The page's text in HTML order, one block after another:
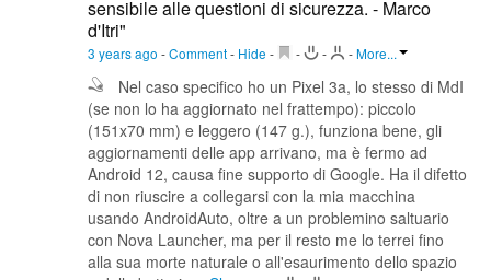
sensibile alle questioni di sicurezza. - Marco
d'Itri"
3 years ago -Comment- Hide - - - -More...
Nel caso specifico ho un Pixel 3a, lo stesso di MdI
(se non lo ha aggiornato nel frattempo): piccolo
(151x70 mm) e leggero (147 g.), funziona bene, gli
aggiornamenti delle app arrivano, ma è fermo ad
Android 12, causa fine supporto di Google. Ha il difetto
di non riuscire a collegarsi con la mia macchina
usando AndroidAuto, oltre a un problemino saltuario
con Nova Launcher, ma per il resto me lo terrei fino
alla sua morte naturale o all'esaurimento dello spazio